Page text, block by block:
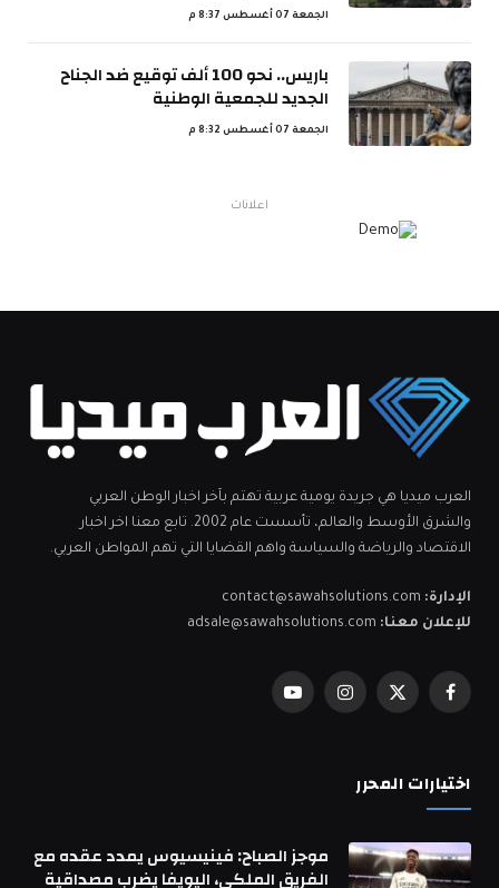
الجمعة 07 أغسطس 8:37 م
باريس.. نحو 100 ألف توقيع ضد الجناح
الجديد للجمعية الوطنية
الجمعة 07 أغسطس 8:32 م
اعلانات
العرب ميديا هي جريدة يومية عربية تهتم بآخر اخبار الوطن العربي
والشرق الأوسط والعالم، تأسست عام 2002. تابع معنا اخر اخبار
الاقتصاد والرياضة والسياسة واهم القضايا التي تهم المواطن العربي.
الإدارة: contact@sawahsolutions.com
للإعلان معنا: adsale@sawahsolutions.com
فيسبوكX
الانستغراميوتيوب
اختيارات المحرر
موجز الصباح: فينيسيوس يمدد عقده مع
الفريق الملكي، اليويفا يضرب مصداقية